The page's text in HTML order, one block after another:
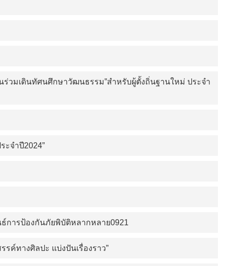
ร่วมเดินทัศนศึกษาวัฒนธรรม”สำหรับผู้ตั้งถิ่นฐานใหม่ ประจำ
ะจำปี2024”
การป้องกันภัยพิบัติหลากหลาย0921
รค์ทางศิลปะ แบ่งปันเรื่องราว”